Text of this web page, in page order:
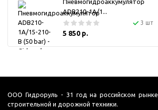
Пневмогидроаккумулятор
ADB210-1A/1...
3 шт
5 850 р.
ООО Гидроруль - 31 год на российском рынке
строительной и дорожной техники.